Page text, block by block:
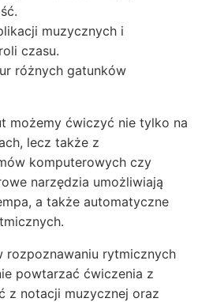
muzycznych i
czasu.
różnych gatunków
możemy ćwiczyć nie tylko na
lecz także z
komputerowych czy
narzędzia umożliwiają
a także automatyczne
rozpoznawaniu rytmicznych
powtarzać ćwiczenia z
z notacji muzycznej oraz